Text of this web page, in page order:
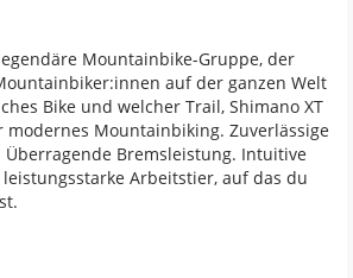
Mountainbike-Gruppe, der
auf der ganzen Welt
Bike und welcher Trail, Shimano XT
modernes Mountainbiking. Zuverlässige
Bremsleistung. Intuitive
Arbeitstier, auf das du